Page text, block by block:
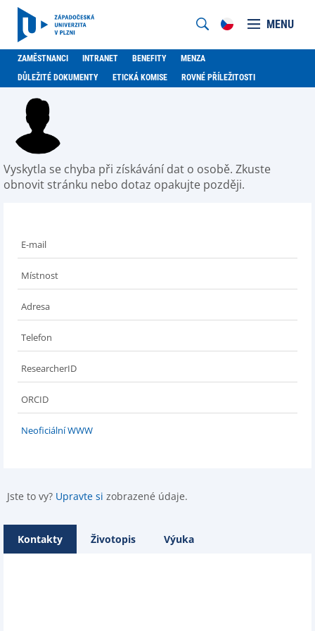
MENU
ZAMĚSTNANCI INTRANET BENEFITY
MENZA
DŮLEŽITÉ DOKUMENTY
ETICKÁ KOMISE ROVNÉ PŘÍLEŽITOSTI
Vyskytla se chyba při získávání dat o osobě. Zkuste
obnovit stránku nebo dotaz opakujte později.
E-mail
Místnost
Adresa
Telefon
ResearcherID
ORCID
Neoficiální WWW
Jste to vy? Upravte si zobrazené údaje.
Kontakty Životopis Výuka